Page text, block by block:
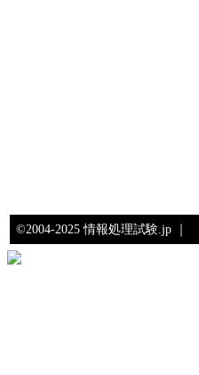
©2004-2025 情報処理試験.jp ｜